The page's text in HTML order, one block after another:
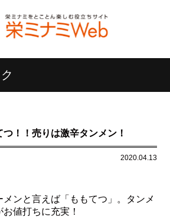
！！売りは激辛タンメン！
2020.04.13
ンと言えば「ももてつ」。タンメ
値打ちに充実！